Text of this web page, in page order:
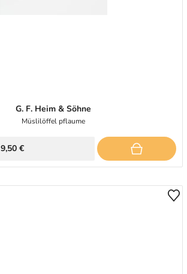
G. F. Heim & Söhne
Müslilöffel pflaume
9,50 €